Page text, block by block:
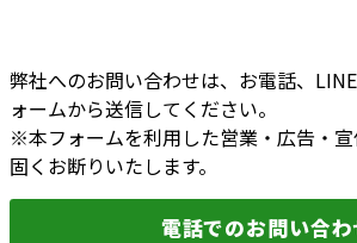
弊社へのお問い合わせは、お電話、
ォームから送信してください。
※本フォームを利用した営業・広告・
固くお断りいたします。
電話でのお問い合わ